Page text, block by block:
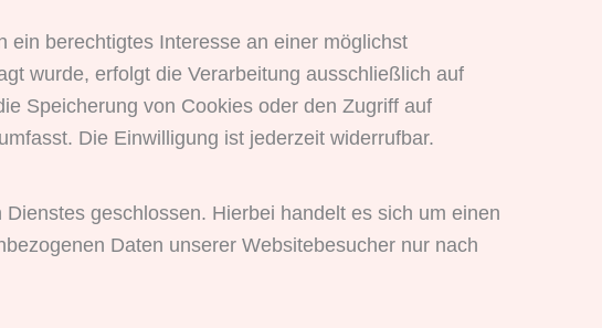
ein berechtigtes Interesse an einer möglichst
wurde, erfolgt die Verarbeitung ausschließlich auf
Speicherung von Cookies oder den Zugriff auf
Die Einwilligung ist jederzeit widerrufbar.
geschlossen. Hierbei handelt es sich um einen
Daten unserer Websitebesucher nur nach